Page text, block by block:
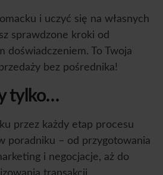
i uczyć się na własnych
sprawdzone kroki od
doświadczeniem. To Twoja
bez pośrednika!
tylko…
przez każdy etap procesu
poradniku – od przygotowania
i negocjacje, aż do